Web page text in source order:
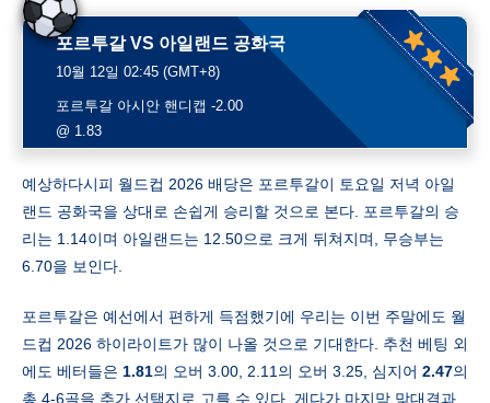
포르투갈 VS 아일랜드 공화국
10월 12일 02:45 (GMT+8)
포르투갈 아시안 핸디캡 -2.00
@ 1.83
예상하다시피 월드컵 2026 배당은 포르투갈이 토요일 저녁 아일
랜드 공화국을 상대로 손쉽게 승리할 것으로 본다. 포르투갈의 승
리는 1.14이며 아일랜드는 12.50으로 크게 뒤쳐지며, 무승부는
6.70을 보인다.
포르투갈은 예선에서 편하게 득점했기에 우리는 이번 주말에도 월
드컵 2026 하이라이트가 많이 나올 것으로 기대한다. 추천 베팅 외
에도 베터들은 1.81의 오버 3.00, 2.11의 오버 3.25, 심지어 2.47의
총 4-6골을 추가 선택지로 고를 수 있다. 게다가 마지막 맞대결과